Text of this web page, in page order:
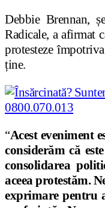
Debbie Brennan,
Radicale, a afirmat
protesteze
ține.
“Acest eveniment
considerăm că
consolidarea
aceea protestăm.
exprimare pentru